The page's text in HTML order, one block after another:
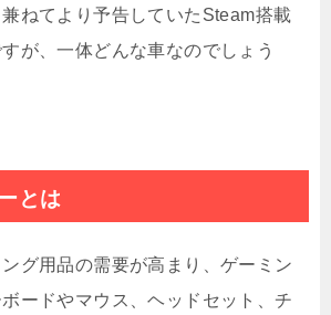
ねてより予告していたSteam搭載
が、一体どんな車なのでしょう
とは
グ用品の需要が高まり、ゲーミン
ードやマウス、ヘッドセット、チ